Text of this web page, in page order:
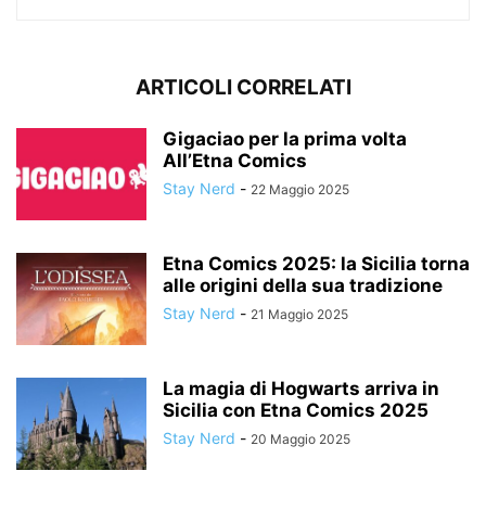
ARTICOLI CORRELATI
Gigaciao per la prima volta
All’Etna Comics
Stay Nerd - 22 Maggio 2025
Etna Comics 2025: la Sicilia torna
alle origini della sua tradizione
Stay Nerd - 21 Maggio 2025
La magia di Hogwarts arriva in
Sicilia con Etna Comics 2025
Stay Nerd - 20 Maggio 2025